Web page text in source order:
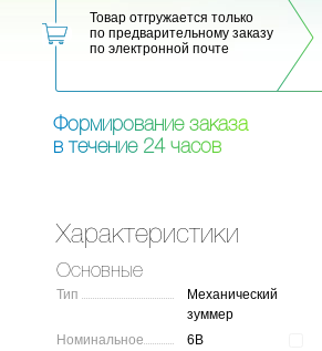
Товар отгружается только
по предварительному заказу
по электронной почте
Формирование заказа
в течение 24 часов
Характеристики
Основные
Тип
Механический
зуммер
Номинальное
6В